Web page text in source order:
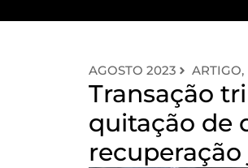
AGOSTO 2023 ARTIGO,
Transação
quitação de